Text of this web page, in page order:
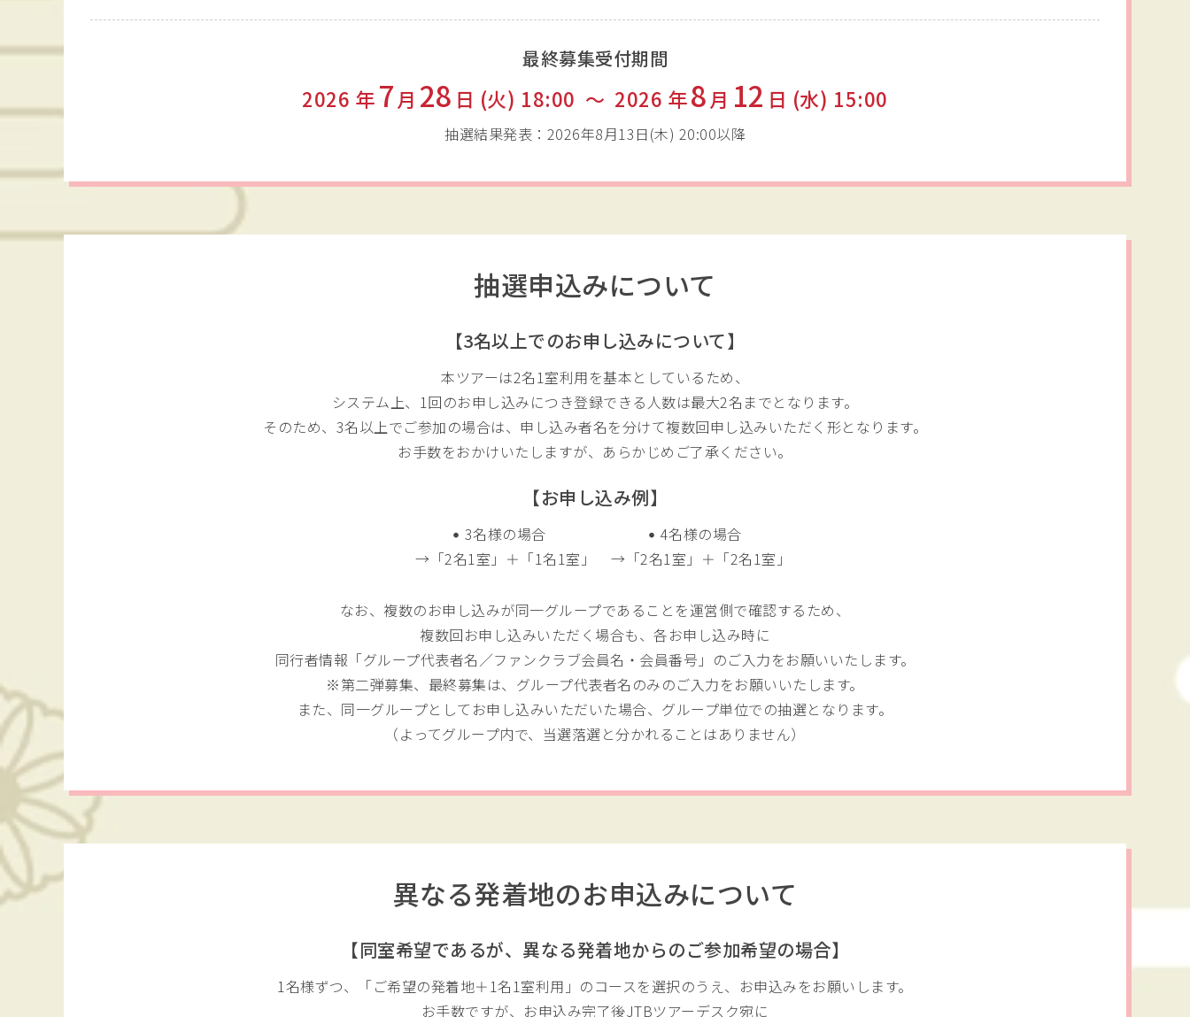
最終募集受付期間
2026 年7月 28 日 (火) 18:00 〜 2026 年8月 12 日 (水) 15:00
抽選結果発表：2026年8月13日(木) 20:00以降
抽選申込みについて
【3名以上でのお申し込みについて】
本ツアーは2名1室利用を基本としているため、
システム上、1回のお申し込みにつき登録できる人数は最大2名までとなります。
そのため、3名以上でご参加の場合は、申し込み者名を分けて複数回申し込みいただく形となります。
お手数をおかけいたしますが、あらかじめご了承ください。
【お申し込み例】
3名様の場合
→「2名1室」＋「1名1室」
4名様の場合
→「2名1室」＋「2名1室」
なお、複数のお申し込みが同一グループであることを運営側で確認するため、
複数回お申し込みいただく場合も、各お申し込み時に
同行者情報「グループ代表者名／ファンクラブ会員名・会員番号」のご入力をお願いいたします。
第二弾募集、最終募集は、グループ代表者名のみのご入力をお願いいたします。
また、同一グループとしてお申し込みいただいた場合、グループ単位での抽選となります。
（よってグループ内で、当選落選と分かれることはありません）
異なる発着地のお申込みについて
【同室希望であるが、 異なる発着地からのご参加希望の場合】
1名様ずつ、「ご希望の発着地＋1名1室利用」のコースを選択のうえ、お申込みをお願いします。
お手数ですが、お申込み完了後JTBツアーデスク宛に